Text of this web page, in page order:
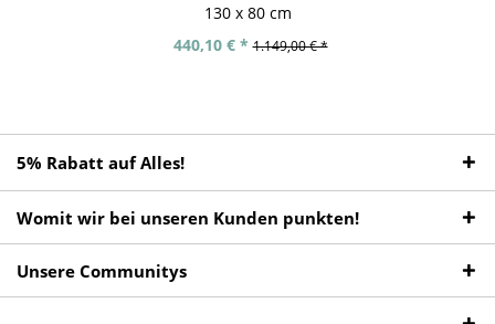
130 x 80 cm
440,10 € * 1.149,00 € *
5% Rabatt auf Alles!
Womit wir bei unseren Kunden punkten!
Unsere Communitys